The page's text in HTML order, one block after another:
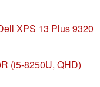
XPS 13 Plus 9320
(i5-8250U, QHD)